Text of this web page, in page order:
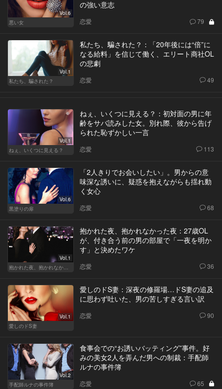
Vol.6
悪い女
の強い意志
恋愛 79
Vol.1
私たち、騙された？
私たち、騙された？：「20年後には“倍”に
なる給料」を信じて働く、エリート商社OL
の悲劇
恋愛 49
Vol.1
ねぇ、いくつに見える？
ねぇ、いくつに見える？：初対面の男に年
齢をサバ読みした女。別れ際、彼から告げ
られた恥ずかしい一言
恋愛 113
Vol.6
黒塗りの扉
「2人きりでお会いしたい」。男からの意
味深な誘いに、疑惑を抱えながらも揺れ動
く女心
恋愛 68
Vol.1
抱かれた夜、抱かれなかった夜
抱かれた夜、抱かれなかった夜：27歳OL
が、付き合う前の男の部屋で「一夜を明か
す」と決めたワケ
恋愛 36
Vol.1
愛しのドS妻
愛しのドS妻：深夜の修羅場…ドS妻の追及
に思わず吐いた、男の苦しすぎる言い訳
恋愛 90
Vol.2
手配師ルナの事件簿
食事会での“お誘いバッティング”事件。好
みの美女2人を弄んだ男への制裁：手配師
ルナの事件簿
恋愛 65